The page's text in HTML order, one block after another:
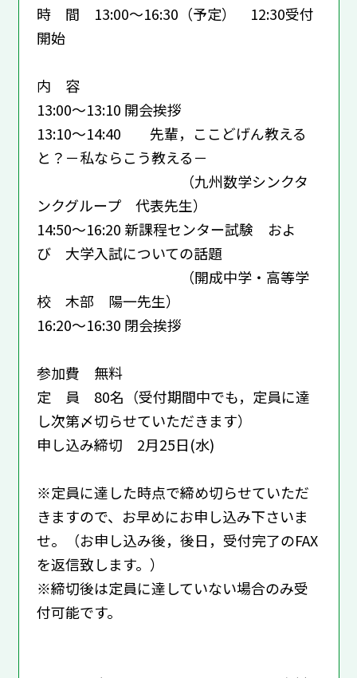
時 間 13:00～16:30（予定） 12:30受付
開始
内 容
13:00～13:10 開会挨拶
13:10～14:40 先輩，ここどげん教える
と？－私ならこう教える－
（九州数学シンクタ
ンクグループ 代表先生）
14:50～16:20 新課程センター試験 およ
び 大学入試についての話題
（開成中学・高等学
校 木部 陽一先生）
16:20～16:30 閉会挨拶
参加費 無料
定 員 80名（受付期間中でも，定員に達
し次第〆切らせていただきます）
申し込み締切 2月25日(水)
※定員に達した時点で締め切らせていただ
きますので、お早めにお申し込み下さいま
せ。（お申し込み後，後日，受付完了のFAX
を返信致します。）
※締切後は定員に達していない場合のみ受
付可能です。